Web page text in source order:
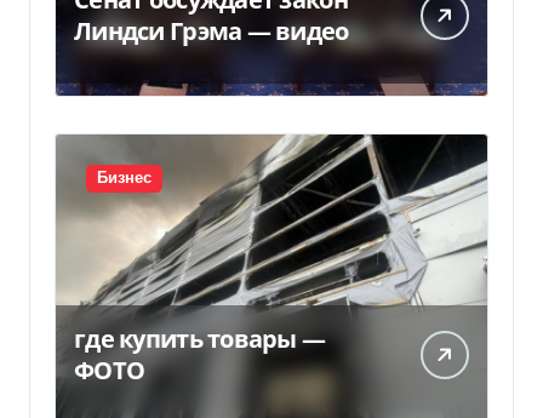
Линдси Грэма — видео
Бизнес
где купить товары —
ФОТО